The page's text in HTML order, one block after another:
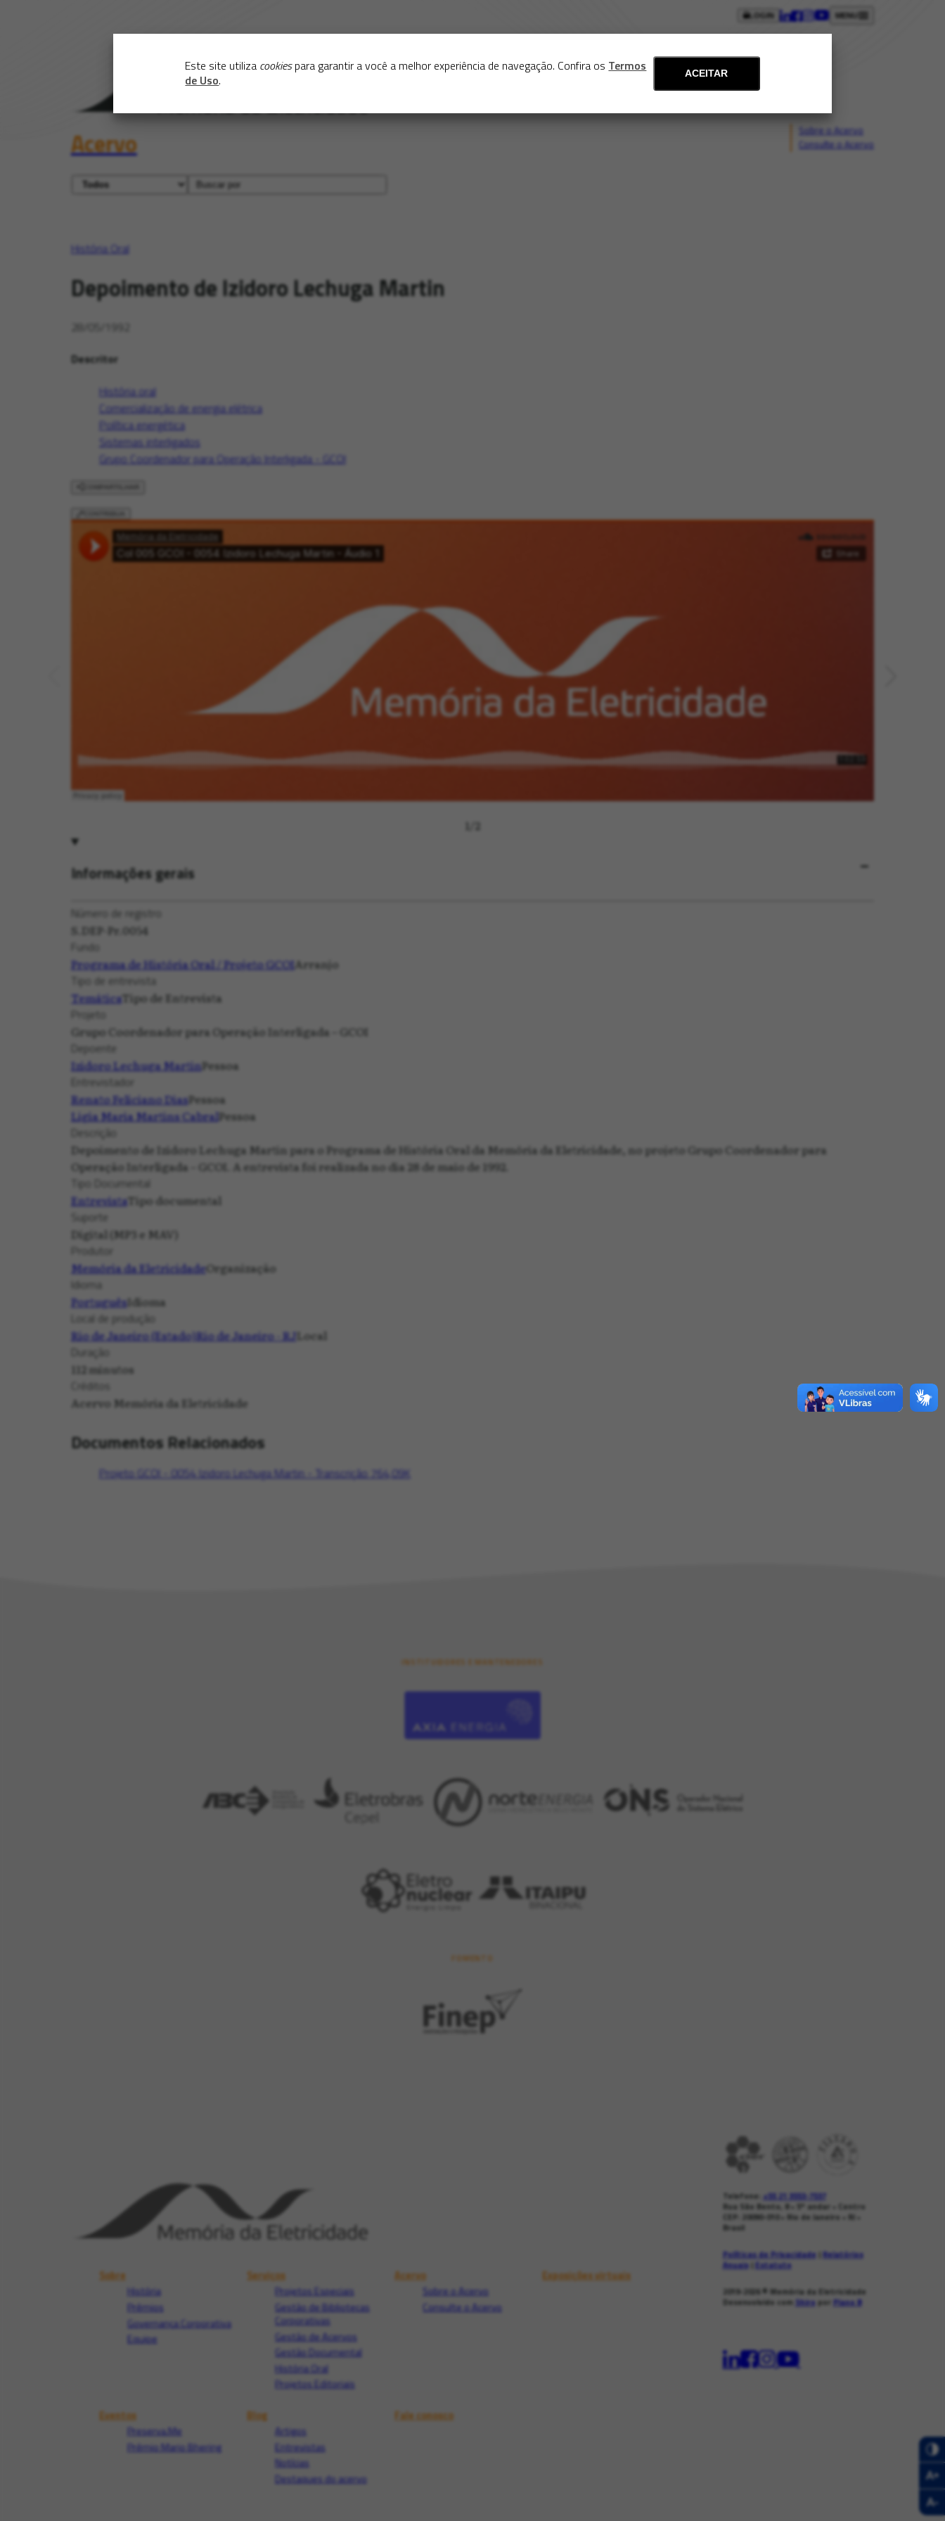
Este site utiliza cookiespara garantir a você a melhor experiência de navegação. Confira os Termos
de Uso. ACEITAR
LOGIN
Acervo
Sobre o Acervo
Consulte o Acervo
História Oral
Depoimento de Izidoro Lechuga Martin
28/05/1992
Descritor
História oral
Comercialização de energia elétrica
Política energética
Sistemas interligados
Grupo Coordenador para Operação Interligada - GCOI
1 2
Informações gerais
Número de registro
S.DEP-Pr.0054
Fundo
Programa de História Oral / Projeto GCOIArranjo
Tipo de entrevista
TemáticaTipo de Entrevista
Projeto
Grupo Coordenador para Operação Interligada – GCOI
Depoente
Izidoro Lechuga MartinPessoa
Entrevistador
Renato Feliciano DiasPessoa
Ligia Maria Martins CabralPessoa
Descrição
Depoimento de Izidoro Lechuga Martin para o Programa de História Oral da Memória da Eletricidade, no projeto Grupo Coordenador para
Operação Interligada – GCOI. A entrevista foi realizada no dia 28 de maio de 1992.
Tipo Documental
EntrevistaTipo documental
Suporte
Digital (MP3 e MAV)
Produtor
Memória da EletricidadeOrganização
Idioma
PortuguêsIdioma
Local de produção
Rio de Janeiro (Estado)Rio de Janeiro - RJLocal
Duração
112 minutos
Créditos
Acervo Memória da Eletricidade
Documentos Relacionados
Projeto GCOI - 0054 Izidoro Lechuga Martin - Transcrição 764,09K
INSTITUIDORES E MANTENEDORES
FOMENTO
Sobre
História
Prêmios
Governança Corporativa
Equipe
Serviços
Projetos Especiais
Gestão de Bibliotecas
Corporativas
Gestão de Acervos
Gestão Documental
História Oral
Projetos Editoriais
Acervo
Sobre o Acervo
Consulte o Acervo
Exposições virtuais
Eventos
Preserva.Me
Prêmio Mario Bhering
Blog
Artigos
Entrevistas
Notícias
Destaques do acervo
Fale conosco
Telefone: +55 21 3553-7537
Rua São Bento, 8 • 5º andar • Centro
CEP: 20090-010 • Rio de Janeiro • RJ •
Brasil
Políticas de Privacidade Relatórios
Anuais
Estatuto
2019-2026© Memória da Eletricidade
Desenvolvido com Shiro por Plano B